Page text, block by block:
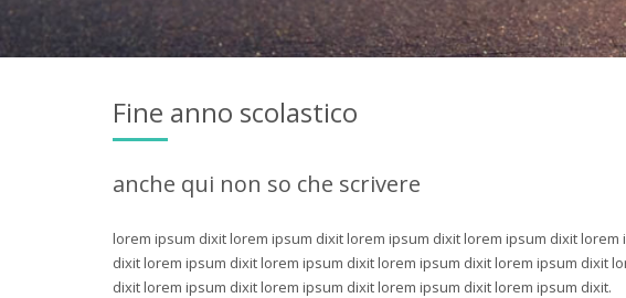
Fine anno scolastico
anche qui non so che scrivere
lorem ipsum dixit lorem ipsum dixit lorem ipsum dixit lorem ipsum dixit
dixit lorem ipsum dixit lorem ipsum dixit lorem ipsum dixit lorem ipsum dixit
dixit lorem ipsum dixit lorem ipsum dixit lorem ipsum dixit lorem ipsum dixit.